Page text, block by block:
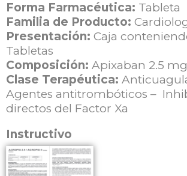
Forma Farmacéutica: Tableta
Familia de Producto:
Presentación: Caja
Tabletas
Composición: Apixaban 2.5 mg
Clase Terapéutica:
Agentes antitrombóticos –
directos del Factor Xa
Instructivo